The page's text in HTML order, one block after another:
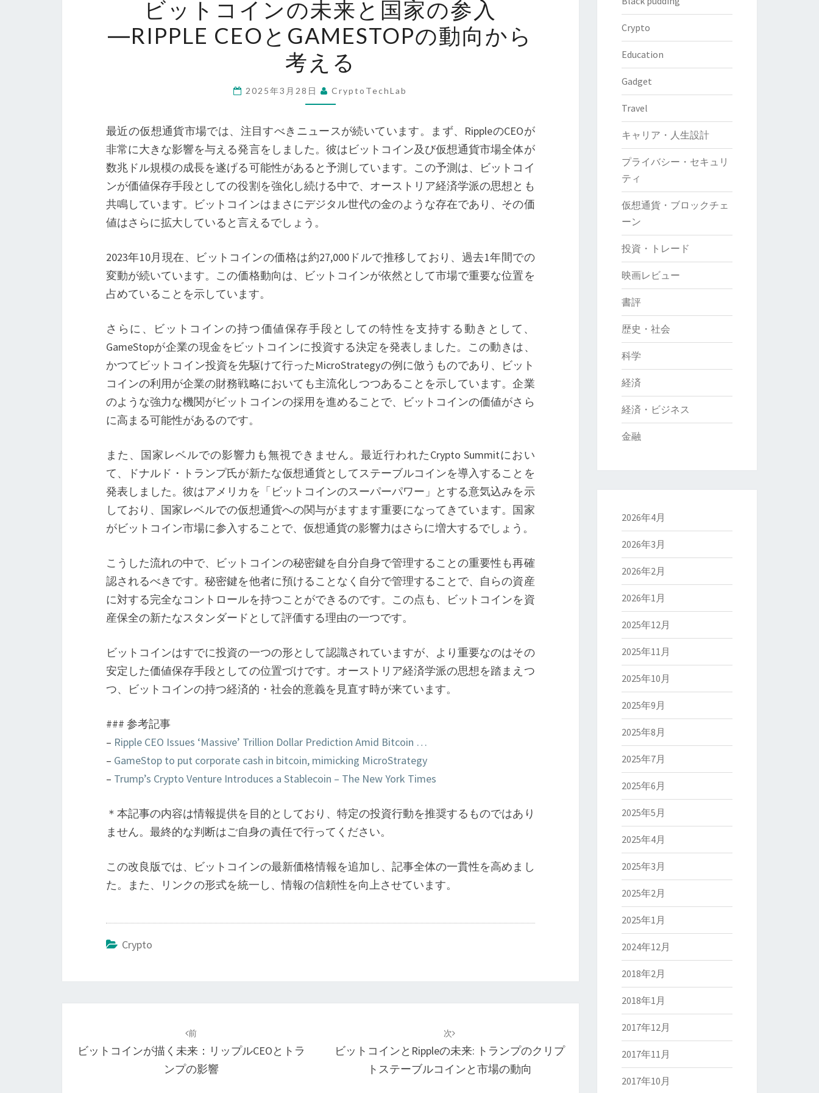
ッ
ト
コ
イ
ン
の
来
と
国
家
の
―RIPPLE
CEO
GAMESTOP
の
動
向
か
え
る
ビットコインの未来と国家の参入
―RIPPLE CEOとGAMESTOPの動向から
考える
2025年3月28日 CryptoTechLab
最近の仮想通貨市場では、注目すべきニュースが続いています。まず、RippleのCEOが
非常に大きな影響を与える発言をしました。彼はビットコイン及び仮想通貨市場全体が
数兆ドル規模の成長を遂げる可能性があると予測しています。この予測は、ビットコイ
ンが価値保存手段としての役割を強化し続ける中で、オーストリア経済学派の思想とも
共鳴しています。ビットコインはまさにデジタル世代の金のような存在であり、その価
値はさらに拡大していると言えるでしょう。
2023年10月現在、ビットコインの価格は約27,000ドルで推移しており、過去1年間での
変動が続いています。この価格動向は、ビットコインが依然として市場で重要な位置を
占めていることを示しています。
さらに、ビットコインの持つ価値保存手段としての特性を支持する動きとして、
GameStopが企業の現金をビットコインに投資する決定を発表しました。この動きは、
かつてビットコイン投資を先駆けて行ったMicroStrategyの例に倣うものであり、ビット
コインの利用が企業の財務戦略においても主流化しつつあることを示しています。企業
のような強力な機関がビットコインの採用を進めることで、ビットコインの価値がさら
に高まる可能性があるのです。
また、国家レベルでの影響力も無視できません。最近行われたCrypto Summitにおい
て、ドナルド・トランプ氏が新たな仮想通貨としてステーブルコインを導入することを
発表しました。彼はアメリカを「ビットコインのスーパーパワー」とする意気込みを示
しており、国家レベルでの仮想通貨への関与がますます重要になってきています。国家
がビットコイン市場に参入することで、仮想通貨の影響力はさらに増大するでしょう。
こうした流れの中で、ビットコインの秘密鍵を自分自身で管理することの重要性も再確
認されるべきです。秘密鍵を他者に預けることなく自分で管理することで、自らの資産
に対する完全なコントロールを持つことができるのです。この点も、ビットコインを資
産保全の新たなスタンダードとして評価する理由の一つです。
ビットコインはすでに投資の一つの形として認識されていますが、より重要なのはその
安定した価値保存手段としての位置づけです。オーストリア経済学派の思想を踏まえつ
つ、ビットコインの持つ経済的・社会的意義を見直す時が来ています。
### 参考記事
– Ripple CEO Issues ‘Massive’ Trillion Dollar Prediction Amid Bitcoin …
– GameStop to put corporate cash in bitcoin, mimicking MicroStrategy
– Trump’s Crypto Venture Introduces a Stablecoin – The New York Times
＊本記事の内容は情報提供を目的としており、特定の投資行動を推奨するものではあり
ません。最終的な判断はご自身の責任で行ってください。
この改良版では、ビットコインの最新価格情報を追加し、記事全体の一貫性を高めまし
た。また、リンクの形式を統一し、情報の信頼性を向上させています。
Crypto
ナ
前
ビットコインが描く未来：リップルCEOとトラ
ンプの影響
次
ビットコインとRippleの未来: トランプのクリプ
トステーブルコインと市場の動向
Crypto
Education
Gadget
Travel
キャリア・人生設計
プライバシー・セキュリ
ティ
仮想通貨・ブロックチェ
ーン
投資・トレード
映画レビュー
書評
歴史・社会
科学
経済
経済・ビジネス
金融
2026年4月
2026年3月
2026年2月
2026年1月
2025年12月
2025年11月
2025年10月
2025年9月
2025年8月
2025年7月
2025年6月
2025年5月
2025年4月
2025年3月
2025年2月
2025年1月
2024年12月
2018年2月
2018年1月
2017年12月
2017年11月
2017年10月